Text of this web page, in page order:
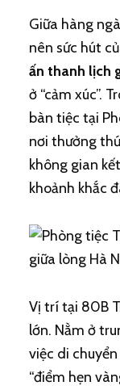
Giữa hàng
nên sức hút
ấn thanh lịch
ở “cảm xúc”.
bàn tiệc tại
nơi thưởng
không gian
khoảnh khắc
Vị trí tại 80B
lớn. Nằm ở
việc di
“điểm hẹn